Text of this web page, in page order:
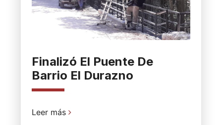
Finalizó El Puente De
Barrio El Durazno
Leer más